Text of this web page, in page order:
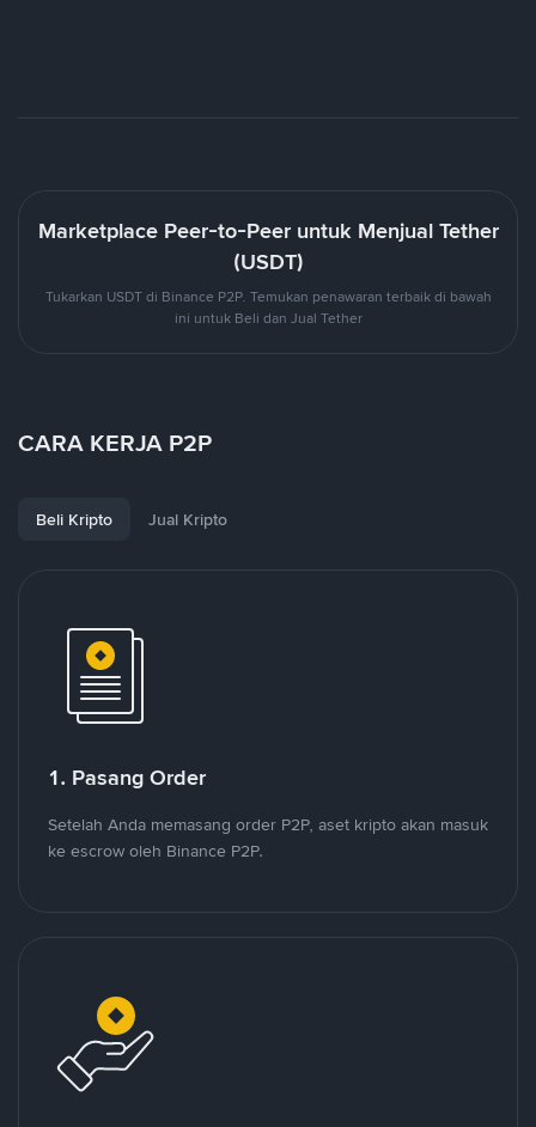
Marketplace Peer-to-Peer untuk Menjual Tether
(USDT)
Tukarkan USDT di Binance P2P. Temukan penawaran terbaik di bawah
ini untuk Beli dan Jual Tether
CARA KERJA P2P
Beli Kripto Jual Kripto
1. Pasang Order
Setelah Anda memasang order P2P, aset kripto akan masuk
ke escrow oleh Binance P2P.